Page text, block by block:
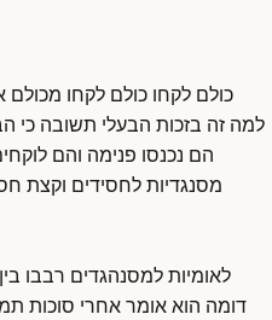
כולם לקחו כולם לקחו
למה זה בזכות הבעלי תשובה כי
הם נכנסו פנימה והם
מסנגדיות לחסידים וקצת
לאומיות למסנהגדים רבבו
דומה הוא אומר אחרי סוכות